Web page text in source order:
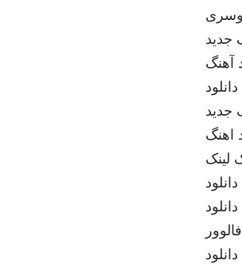
جدید
آهنگ
دانلود
جدید
اهنگ
لینک
دانلود
دانلود
دانلود